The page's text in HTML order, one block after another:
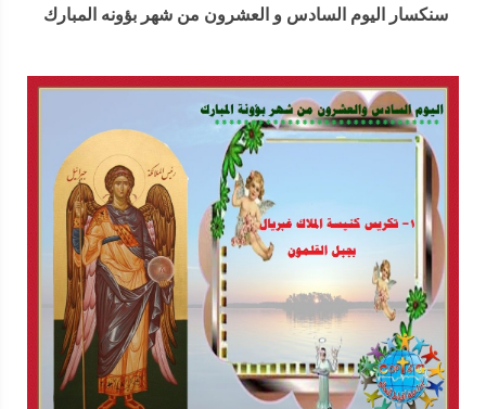
سنكسار اليوم السادس و العشرون من شهر بؤونه المبارك